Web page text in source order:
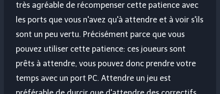
très agréable de récompenser cette patience avec
les ports que vous n'avez qu'à attendre et à voir s'ils
sont un peu vertu. Précisément parce que vous
pouvez utiliser cette patience: ces joueurs sont
prêts à attendre, vous pouvez donc prendre votre
temps avec un port PC. Attendre un jeu est